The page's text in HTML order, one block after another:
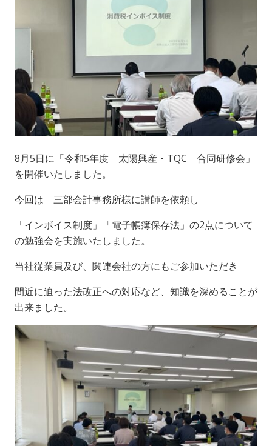
8月5日に「令和5年度 太陽興産・TQC 合同研修会」
を開催いたしました。
今回は 三部会計事務所様に講師を依頼し
「インボイス制度」「電子帳簿保存法」の2点について
の勉強会を実施いたしました。
当社従業員及び、関連会社の方にもご参加いただき
間近に迫った法改正への対応など、知識を深めることが
出来ました。